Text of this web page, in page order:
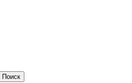
Поиск